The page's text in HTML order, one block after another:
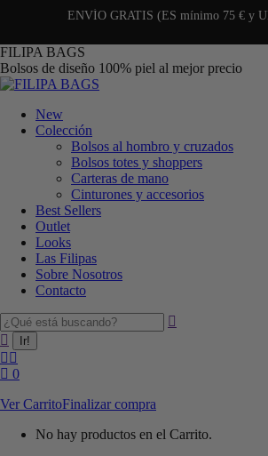
ENVÍO GRATIS (ES mínimo 75 € y
FILIPA BAGS
Bolsos de diseño 100% piel al mejor precio
New
Colección
Bolsos al hombro y cruzados
Bolsos totes y shoppers
Carteras de mano
Cinturones y accesorios
Best Sellers
Outlet
Looks
Las Filipas
Sobre Nosotros
Contacto
0
Ver CarritoFinalizar compra
No hay productos en el Carrito.